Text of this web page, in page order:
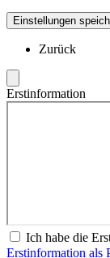
Einstellungen
Zurück
Erstinformation
Ich habe die
Erstinformation als